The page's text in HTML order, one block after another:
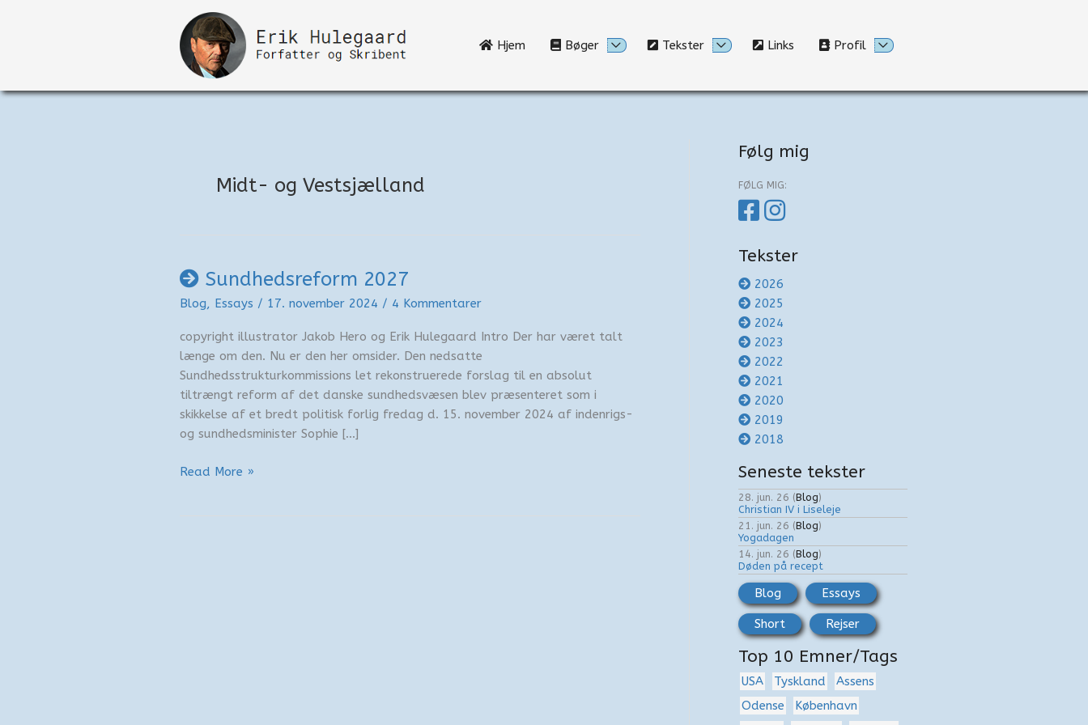
Hjem Bøger Tekster Links Profil
Midt- og Vestsjælland
Sundhedsreform 2027
Blog, Essays / 17. november 2024 / 4 Kommentarer
copyright illustrator Jakob Hero og Erik Hulegaard Intro Der har været talt
længe om den. Nu er den her omsider. Den nedsatte
Sundhedsstrukturkommissions let rekonstruerede forslag til en absolut
tiltrængt reform af det danske sundhedsvæsen blev præsenteret som i
skikkelse af et bredt politisk forlig fredag d. 15. november 2024 af indenrigs-
og sundhedsminister Sophie […]
Sundhedsreform
Read More »
Følg mig
FØLG MIG:
Tekster
2026
2025
2024
2023
2022
2021
2020
2019
2018
Seneste tekster
28. jun. 26 (Blog)
Christian IV i Liseleje
21. jun. 26 (Blog)
Yogadagen
14. jun. 26 (Blog)
Døden på recept
Blog Essays
Short Rejser
Top 10 Emner/Tags
USA Tyskland
Assens
Odense
København